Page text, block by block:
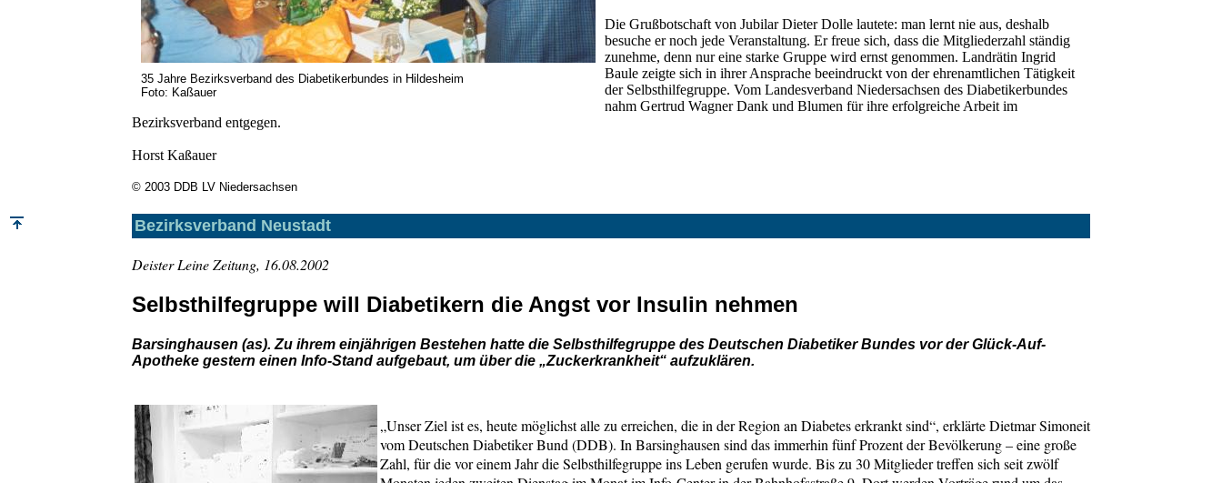
35 Jahre Bezirksverband des Diabetikerbundes in Hildesheim
Foto: Kaßauer
Die Grußbotschaft von Jubilar Dieter Dolle lautete: man lernt nie aus, deshalb
besuche er noch jede Veranstaltung. Er freue sich, dass die Mitgliederzahl ständig
zunehme, denn nur eine starke Gruppe wird ernst genommen. Landrätin Ingrid
Baule zeigte sich in ihrer Ansprache beeindruckt von der ehrenamtlichen Tätigkeit
der Selbsthilfegruppe. Vom Landesverband Niedersachsen des Diabetikerbundes
nahm Gertrud Wagner Dank und Blumen für ihre erfolgreiche Arbeit im
Bezirksverband entgegen.
Horst Kaßauer
© 2003 DDB LV Niedersachsen
Bezirksverband Neustadt
Deister Leine Zeitung, 16.08.2002
Selbsthilfegruppe will Diabetikern die Angst vor Insulin nehmen
Barsinghausen (as). Zu ihrem einjährigen Bestehen hatte die Selbsthilfegruppe des Deutschen Diabetiker Bundes vor der Glück-Auf-
Apotheke gestern einen Info-Stand aufgebaut, um über die „Zuckerkrankheit“ aufzuklären.
„Unser Ziel ist es, heute möglichst alle zu erreichen, die in der Region an Diabetes erkrankt sind“, erklärte Dietmar Simoneit
vom Deutschen Diabetiker Bund (DDB). In Barsinghausen sind das immerhin fünf Prozent der Bevölkerung – eine große
Zahl, für die vor einem Jahr die Selbsthilfegruppe ins Leben gerufen wurde. Bis zu 30 Mitglieder treffen sich seit zwölf